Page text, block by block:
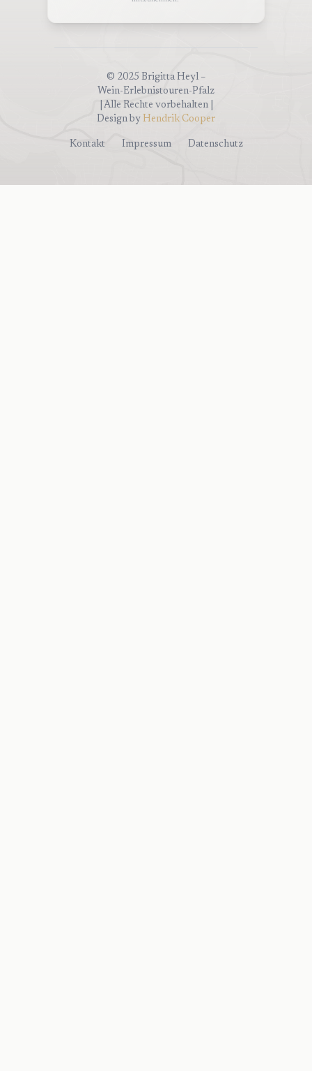
© 2025 Brigitta Heyl –
Wein-Erlebnistouren-Pfalz
| Alle Rechte vorbehalten |
Design by Hendrik Cooper
Kontakt Impressum Datenschutz